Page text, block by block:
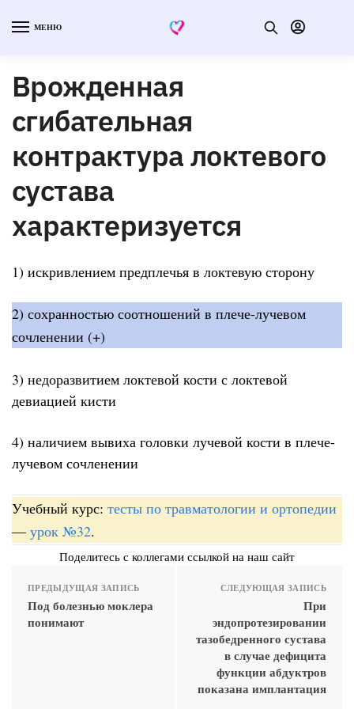
МЕНЮ
Врожденная
сгибательная
контрактура локтевого
сустава
характеризуется
1) искривлением предплечья в локтевую сторону
2) сохранностью соотношений в плече-лучевом
сочленении (+)
3) недоразвитием локтевой кости с локтевой
девиацией кисти
4) наличием вывиха головки лучевой кости в плече-
лучевом сочленении
Учебный курс: тесты по травматологии и ортопедии
— урок №32.
Поделитесь с коллегами ссылкой на наш сайт
ПРЕДЫДУЩАЯ ЗАПИСЬ
Под болезнью моклера
понимают
СЛЕДУЮЩАЯ ЗАПИСЬ
При
эндопротезировании
тазобедренного сустава
в случае дефицита
функции абдуктров
показана имплантация